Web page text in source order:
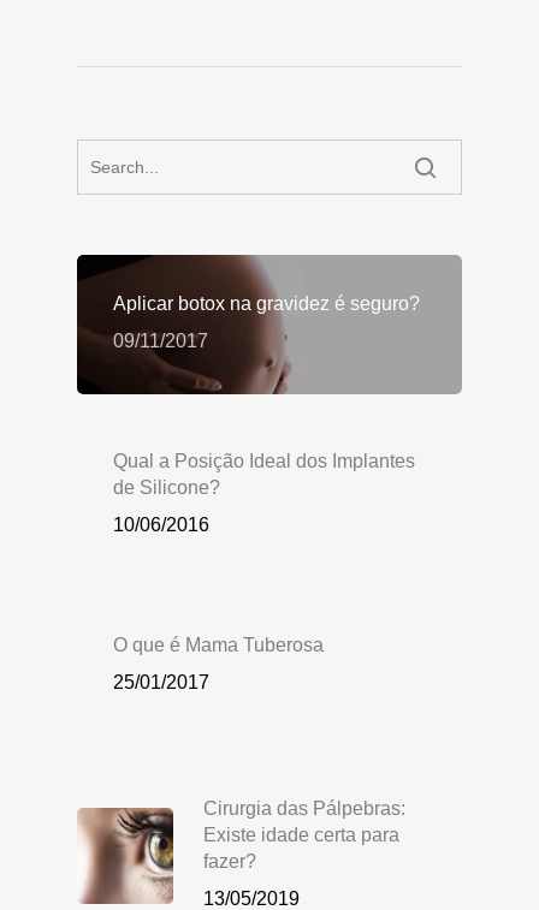
Aplicar botox na gravidez é seguro?
09/11/2017
Qual a Posição Ideal dos Implantes
de Silicone?
10/06/2016
O que é Mama Tuberosa
25/01/2017
Cirurgia das Pálpebras:
Existe idade certa para
fazer?
13/05/2019